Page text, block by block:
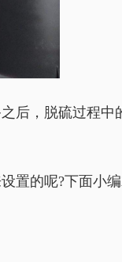
后，脱硫过程中
置的呢?下面小